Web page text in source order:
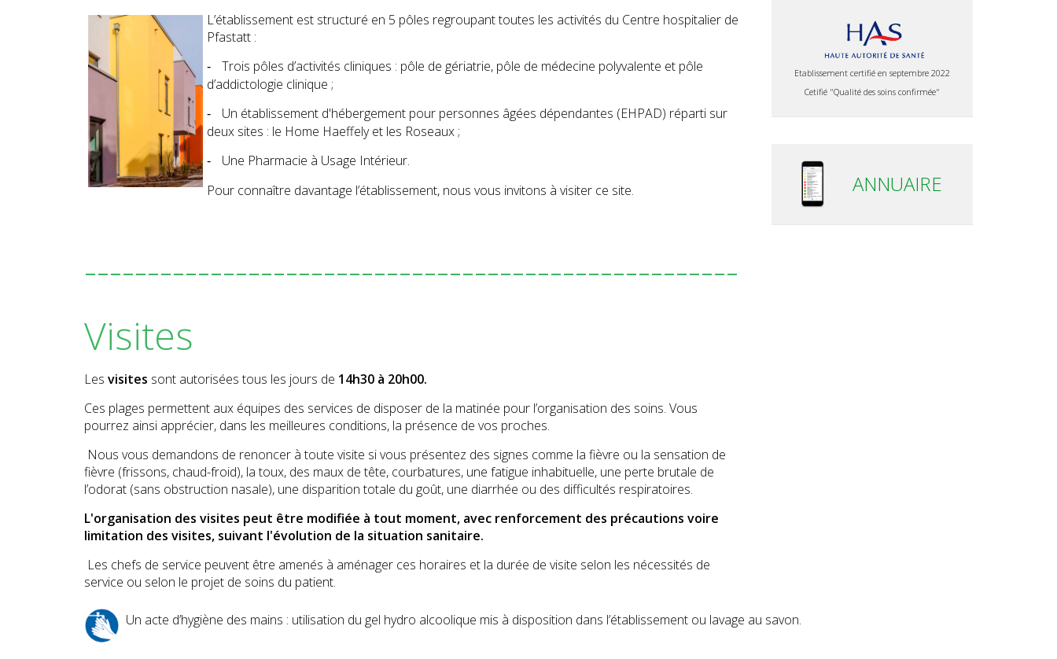
L’établissement est structuré en 5 pôles regroupant toutes les activités du Centre hospitalier de
Pfastatt :
-
Trois pôles d’activités cliniques : pôle de gériatrie, pôle de médecine polyvalente et pôle
d’addictologie clinique ;
-
Un établissement d'hébergement pour personnes âgées dépendantes (EHPAD) réparti sur
deux sites : le Home Haeffely et les Roseaux ;
-
Une Pharmacie à Usage Intérieur.
Pour connaître davantage l’établissement, nous vous invitons à visiter ce site.
----------------------------------------------------
Visites
Les visites sont autorisées tous les jours de 14h30 à 20h00.
Ces plages permettent aux équipes des services de disposer de la matinée pour l’organisation des soins. Vous
pourrez ainsi apprécier, dans les meilleures conditions, la présence de vos proches.
Nous vous demandons de renoncer à toute visite si vous présentez des signes comme la fièvre ou la sensation de
fièvre (frissons, chaud-froid), la toux, des maux de tête, courbatures, une fatigue inhabituelle, une perte brutale de
l’odorat (sans obstruction nasale), une disparition totale du goût, une diarrhée ou des difficultés respiratoires.
L'organisation des visites peut être modifiée à tout moment, avec renforcement des précautions voire
limitation des visites, suivant l'évolution de la situation sanitaire.
Les chefs de service peuvent être amenés à aménager ces horaires et la durée de visite selon les nécessités de
service ou selon le projet de soins du patient.
Un acte d’hygiène des mains : utilisation du gel hydro alcoolique mis à disposition dans l’établissement ou lavage au savon.
Etablissement certifié en septembre 2022
Cetifié "Qualité des soins confirmée"
ANNUAIRE